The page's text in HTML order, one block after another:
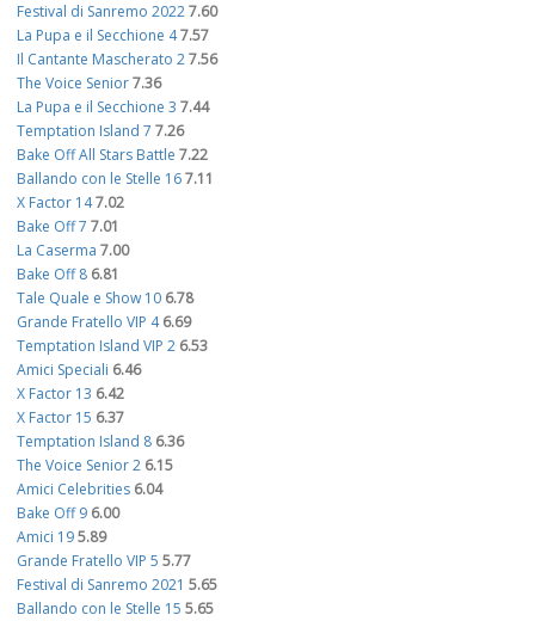
Festival di Sanremo 20227.60
La Pupa e il Secchione 47.57
Il Cantante Mascherato 27.56
The Voice Senior7.36
La Pupa e il Secchione 3 7.44
Temptation Island 7 7.26
Bake Off All Stars Battle 7.22
Ballando con le Stelle 167.11
X Factor 147.02
Bake Off 7 7.01
La Caserma 7.00
Bake Off 8 6.81
Tale Quale e Show 10 6.78
Grande Fratello VIP 4 6.69
Temptation Island VIP 2 6.53
Amici Speciali 6.46
X Factor 13 6.42
X Factor 15 6.37
Temptation Island 8 6.36
The Voice Senior 2 6.15
Amici Celebrities 6.04
Bake Off 9 6.00
Amici 195.89
Grande Fratello VIP 5 5.77
Festival di Sanremo 2021 5.65
Ballando con le Stelle 15 5.65